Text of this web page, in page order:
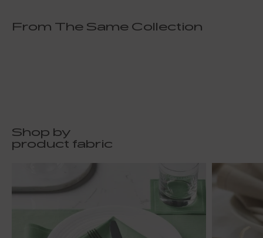
From The Same Collection
Shop by
product fabric